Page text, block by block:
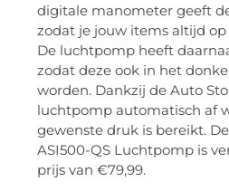
digitale manometer geeft
zodat je jouw items altijd
De luchtpomp heeft
zodat deze ook in het
worden. Dankzij de Auto
luchtpomp automatisch af
gewenste druk is bereikt.
ASI500-QS Luchtpomp is
prijs van €79,99.